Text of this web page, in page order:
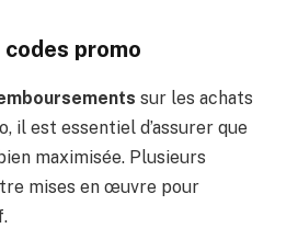
promo
sur les achats
il est essentiel d’assurer que
maximisée. Plusieurs
mises en œuvre pour